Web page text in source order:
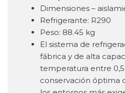
Dimensiones –
Refrigerante: R290
Peso: 88.45 kg
El sistema de
fábrica y de alta
temperatura entre 0,5
conservación óptima